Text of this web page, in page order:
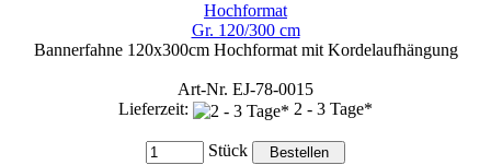
Hochformat
Gr. 120/300 cm
Bannerfahne 120x300cm Hochformat mit Kordelaufhängung
Art-Nr. EJ-78-0015
Lieferzeit:
2 - 3 Tage*
Stück